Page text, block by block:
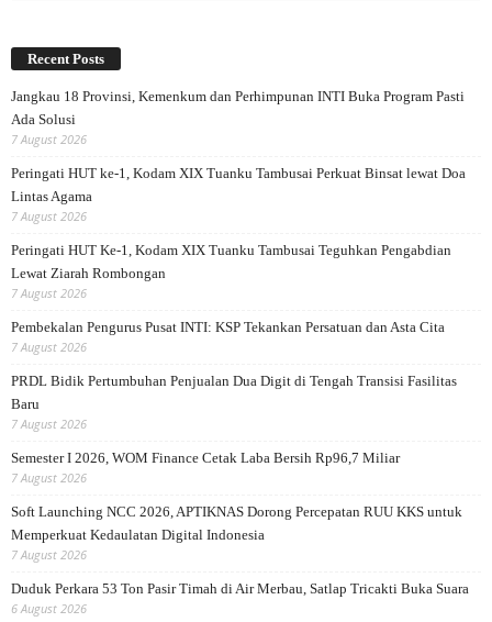
Recent Posts
Jangkau 18 Provinsi, Kemenkum dan Perhimpunan INTI Buka Program Pasti
Ada Solusi
7 August 2026
Peringati HUT ke-1, Kodam XIX Tuanku Tambusai Perkuat Binsat lewat Doa
Lintas Agama
7 August 2026
Peringati HUT Ke-1, Kodam XIX Tuanku Tambusai Teguhkan Pengabdian
Lewat Ziarah Rombongan
7 August 2026
Pembekalan Pengurus Pusat INTI: KSP Tekankan Persatuan dan Asta Cita
7 August 2026
PRDL Bidik Pertumbuhan Penjualan Dua Digit di Tengah Transisi Fasilitas
Baru
7 August 2026
Semester I 2026, WOM Finance Cetak Laba Bersih Rp96,7 Miliar
7 August 2026
Soft Launching NCC 2026, APTIKNAS Dorong Percepatan RUU KKS untuk
Memperkuat Kedaulatan Digital Indonesia
7 August 2026
Duduk Perkara 53 Ton Pasir Timah di Air Merbau, Satlap Tricakti Buka Suara
6 August 2026